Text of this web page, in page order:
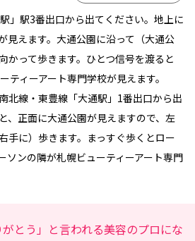
」駅3番出口から出てください。地上に
見えます。大通公園に沿って（大通公
かって歩きます。ひとつ信号を渡ると
ティーアート専門学校が見えます。
北線・東豊線「大通駅」1番出口から出
、正面に大通公園が見えますので、左
手に）歩きます。まっすぐ歩くとロー
ソンの隣が札幌ビューティーアート専門
とう」と言われる美容のプロにな